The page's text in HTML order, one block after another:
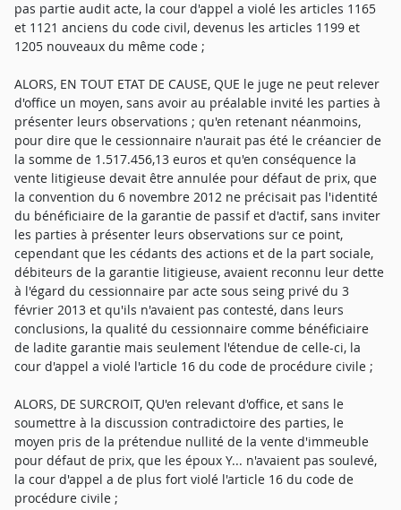
pas partie audit acte, la cour d'appel a violé les articles 1165
et 1121 anciens du code civil, devenus les articles 1199 et
1205 nouveaux du même code ;
ALORS, EN TOUT ETAT DE CAUSE, QUE le juge ne peut relever
d'office un moyen, sans avoir au préalable invité les parties à
présenter leurs observations ; qu'en retenant néanmoins,
pour dire que le cessionnaire n'aurait pas été le créancier de
la somme de 1.517.456,13 euros et qu'en conséquence la
vente litigieuse devait être annulée pour défaut de prix, que
la convention du 6 novembre 2012 ne précisait pas l'identité
du bénéficiaire de la garantie de passif et d'actif, sans inviter
les parties à présenter leurs observations sur ce point,
cependant que les cédants des actions et de la part sociale,
débiteurs de la garantie litigieuse, avaient reconnu leur dette
à l'égard du cessionnaire par acte sous seing privé du 3
février 2013 et qu'ils n'avaient pas contesté, dans leurs
conclusions, la qualité du cessionnaire comme bénéficiaire
de ladite garantie mais seulement l'étendue de celle-ci, la
cour d'appel a violé l'article 16 du code de procédure civile ;
ALORS, DE SURCROIT, QU'en relevant d'office, et sans le
soumettre à la discussion contradictoire des parties, le
moyen pris de la prétendue nullité de la vente d'immeuble
pour défaut de prix, que les époux Y... n'avaient pas soulevé,
la cour d'appel a de plus fort violé l'article 16 du code de
procédure civile ;